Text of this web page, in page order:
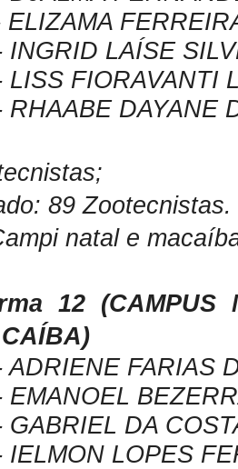
ELIZAMA
INGRID LAÍSE
LISS FIORAVANTI
RHAABE DAYANE
89 Zootecnistas.
natal e
12 (CAMPUS
)
ADRIENE FARIAS
EMANOEL
GABRIEL DA
IELMON LOPES